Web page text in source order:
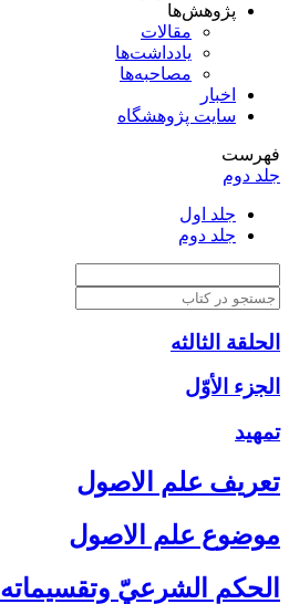
پژوهش‌ها
مقالات
یادداشت‌ها
مصاحبه‌ها
اخبار
سایت پژوهشگاه
فهرست
جلد دوم
جلد اول
جلد دوم
الحلقة الثالثه
الجزء الأوّل‏
تمهيد
تعريف علم الاصول‏
موضوع علم الاصول‏
الحكم الشرعيّ وتقسيماته‏